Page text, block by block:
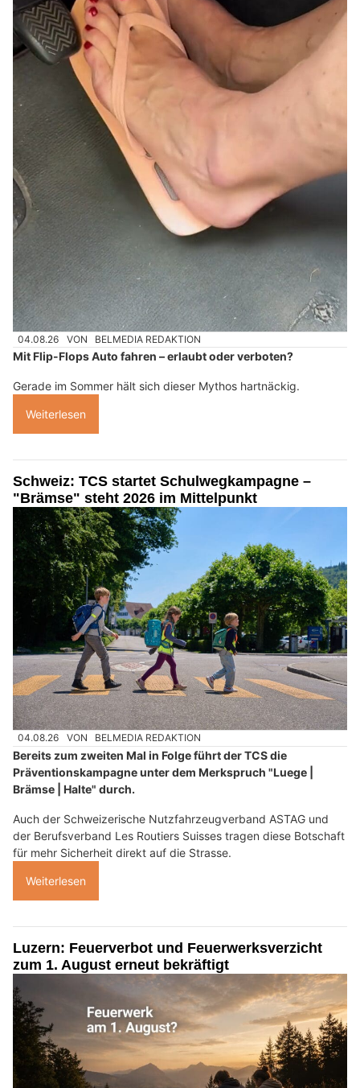
04.08.26 VON BELMEDIA REDAKTION
Mit Flip-Flops Auto fahren – erlaubt oder verboten?
Gerade im Sommer hält sich dieser Mythos hartnäckig.
Weiterlesen
Schweiz: TCS startet Schulwegkampagne –
"Brämse" steht 2026 im Mittelpunkt
04.08.26 VON BELMEDIA REDAKTION
Bereits zum zweiten Mal in Folge führt der TCS die
Präventionskampagne unter dem Merkspruch "Luege |
Brämse | Halte" durch.
Auch der Schweizerische Nutzfahrzeugverband ASTAG und
der Berufsverband Les Routiers Suisses tragen diese Botschaft
für mehr Sicherheit direkt auf die Strasse.
Weiterlesen
Luzern: Feuerverbot und Feuerwerksverzicht
zum 1. August erneut bekräftigt